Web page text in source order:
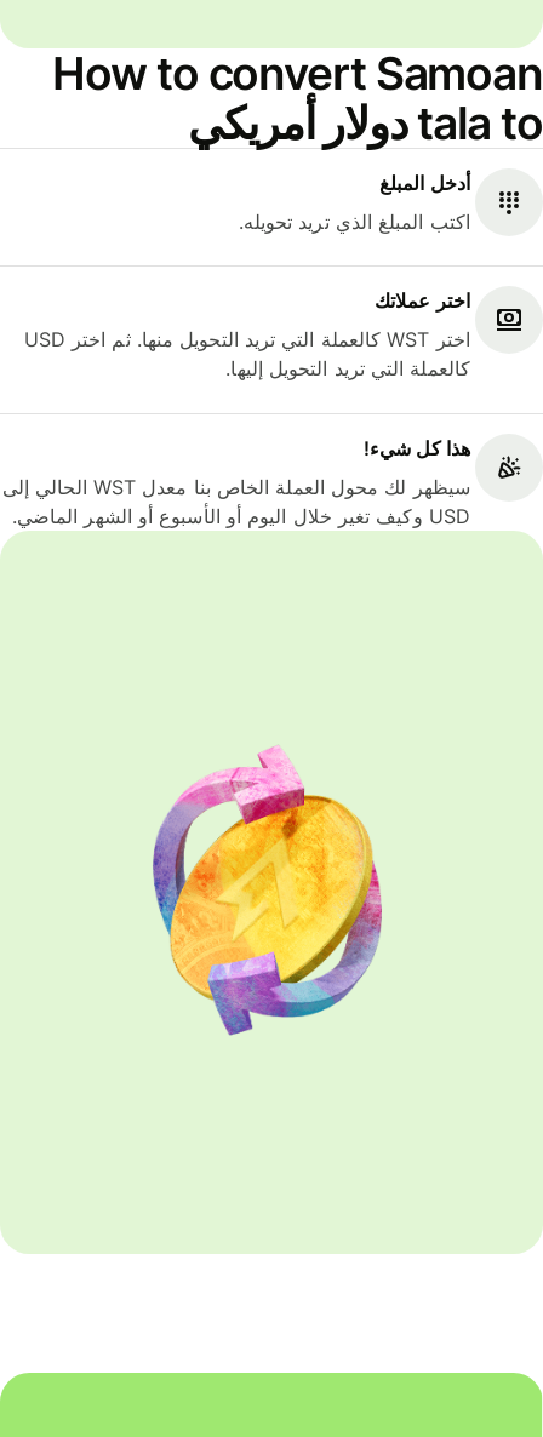
How to convert Samoan
tala to دولار أمريكي
أدخل المبلغ
اكتب المبلغ الذي تريد تحويله.
اختر عملاتك
اختر WST كالعملة التي تريد التحويل منها. ثم اختر USD
كالعملة التي تريد التحويل إليها.
هذا كل شيء‎!
سيظهر لك محول العملة الخاص بنا معدل WST الحالي إلى
USD وكيف تغير خلال اليوم أو الأسبوع أو الشهر الماضي.